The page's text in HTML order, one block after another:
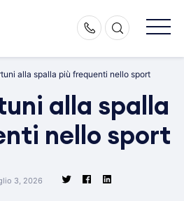
alla spalla più frequenti nello sport
alla spalla
nello sport
3, 2026